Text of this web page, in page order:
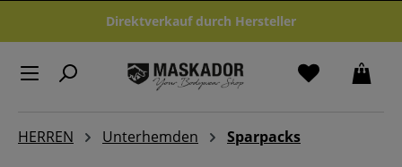
Zum Hauptinhalt springenDirektverkauf durch Hersteller
HERREN Unterhemden Sparpacks